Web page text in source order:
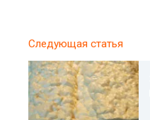
Следующая статья